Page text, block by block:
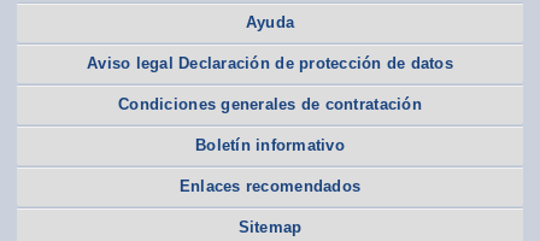
Ayuda
Aviso legal Declaración de protección de datos
Condiciones generales de contratación
Boletín informativo
Enlaces recomendados
Sitemap